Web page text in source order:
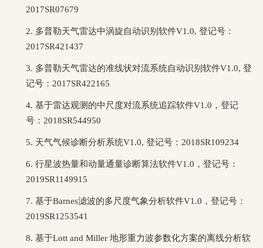
2017SR07679
2. 多普勒天气雷达中涡旋自动识别软件V1.0, 登记号：
2017SR421437
3. 多普勒天气雷达的准线状对流系统自动识别软件V1.0, 登
记号： 2017SR422165
4. 基于雷达观测的中尺度对流系统追踪软件V1.0，登记
号：2018SR544950
5. 天气气候诊断分析系统V1.0, 登记号：2018SR109234
6. 行星波热量和动量通量诊断算法软件V1.0，登记号：
2019SR1149915
7. 基于Barnes滤波的多尺度气象分析软件V1.0，登记号：
2019SR1253541
8. 基于Lott and Miller 地形重力波参数化方案的离线分析软